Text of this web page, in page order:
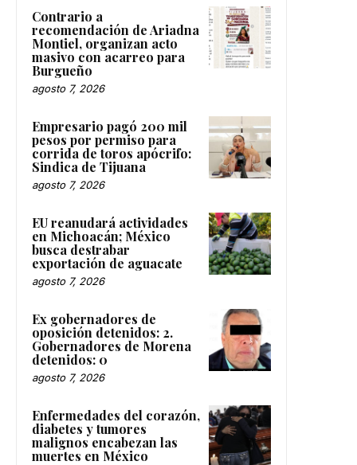
Contrario a
recomendación de Ariadna
Montiel, organizan acto
masivo con acarreo para
Burgueño
agosto 7, 2026
Empresario pagó 200 mil
pesos por permiso para
corrida de toros apócrifo:
Sindica de Tijuana
agosto 7, 2026
EU reanudará actividades
en Michoacán; México
busca destrabar
exportación de aguacate
agosto 7, 2026
Ex gobernadores de
oposición detenidos: 2.
Gobernadores de Morena
detenidos: 0
agosto 7, 2026
Enfermedades del corazón,
diabetes y tumores
malignos encabezan las
muertes en México